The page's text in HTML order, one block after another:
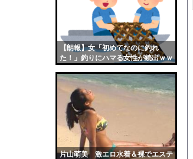
【朗報】女「初めてなのに釣れ
た！」釣りにハマる女性が続出ｗｗ
片山萌美 激エロ水着＆裸でエステ